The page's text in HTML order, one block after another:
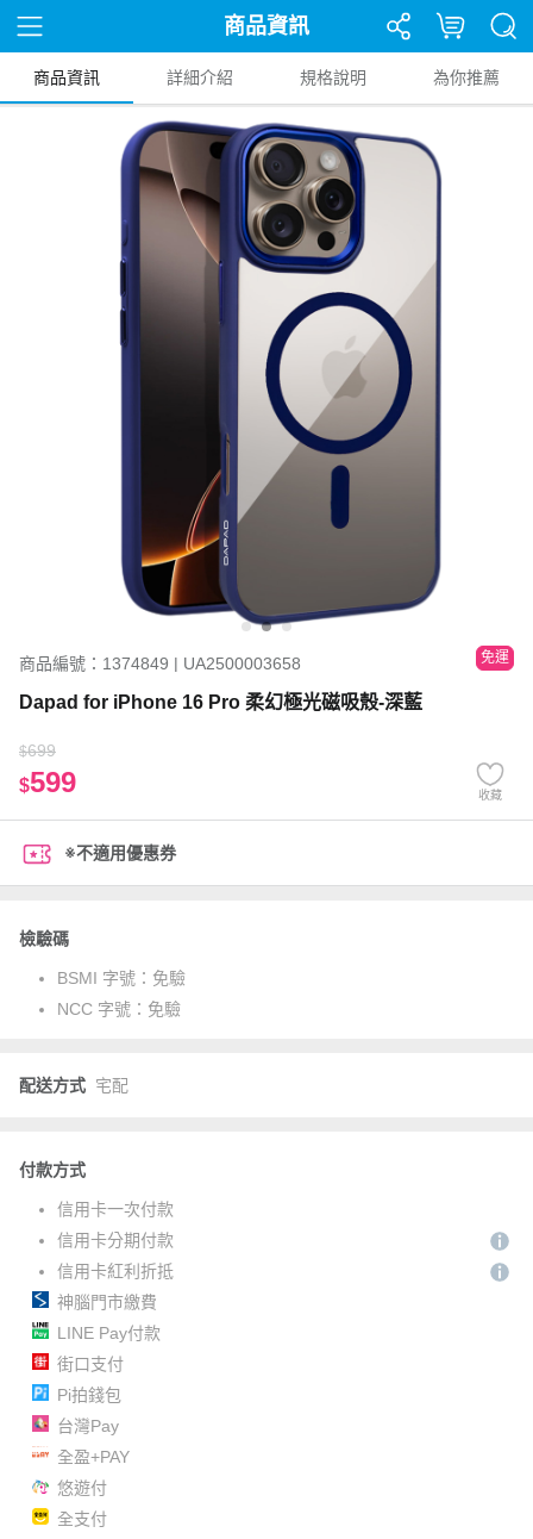
商品資訊
商品資訊 詳細介紹 規格說明 為你推薦
商品編號：1374849 | UA2500003658 免運
Dapad for iPhone 16 Pro 柔幻極光磁吸殼-深藍
$699
$599 收藏
※不適用優惠券
檢驗碼
BSMI 字號： 免驗
NCC 字號： 免驗
配送方式 宅配
付款方式
信用卡一次付款
信用卡分期付款
信用卡紅利折抵
神腦門市繳費
LINE Pay付款
街口支付
Pi拍錢包
台灣Pay
全盈+PAY
悠遊付
全支付